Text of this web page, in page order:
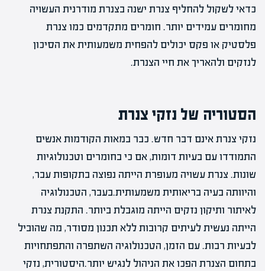
כדאי לשקול להחליף צנרת ישנה בצנרת מודרנית העשויה
מחומרים עמידים יותר. חומרים מתקדמים כמו צנרת
פלסטיק או פקס יכולים להפחית משמעותית את הסיכון
לנזקים ולהאריך את חיי הצנרת.
הסטוריה של נזקי צנרת
נזקי צנרת אינם דבר חדש. כבר במאות הקודמות אנשים
התמודדו עם בעיות דומות, אם כי בחומרים וטכנולוגיות
שונות. צנרת עשויה מעופרת הייתה נפוצה בתקופות עבר,
והיוותה בעיה בריאותית משמעותית.בעבר, הטכנולוגיה
לאיתור ותיקון נזקים הייתה מוגבלת ביותר. התקנת צנרת
הייתה נעשית לעיתים קרובות ללא תכנון מסודר, מה שהוביל
לבעיות רבות. עם הזמן, הטכנולוגיה השתפרה והתפתחויות
בתחום הצנרת הפכו את הניהול לנגיש יותר.היסטורית, נזקי